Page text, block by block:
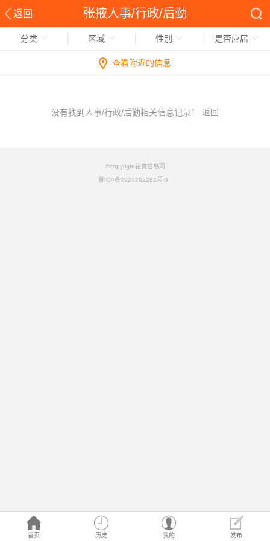
返回 张掖人事/行政/后勤
首页 历史 我的 发布
分类 区域 性别 是否应届
查看附近的信息
没有找到人事/行政/后勤相关信息记录！ 返回
©copyright铭竟信息网
鲁ICP备2025202282号-3